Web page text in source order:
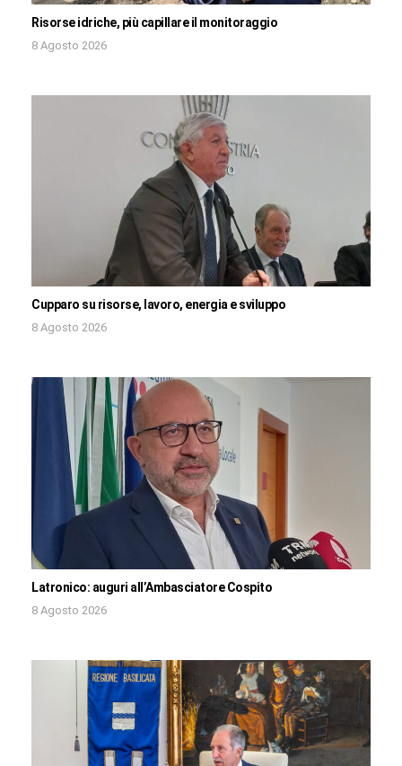
Risorse idriche, più capillare il monitoraggio
8 Agosto 2026
Cupparo su risorse, lavoro, energia e sviluppo
8 Agosto 2026
Latronico: auguri all’Ambasciatore Cospito
8 Agosto 2026